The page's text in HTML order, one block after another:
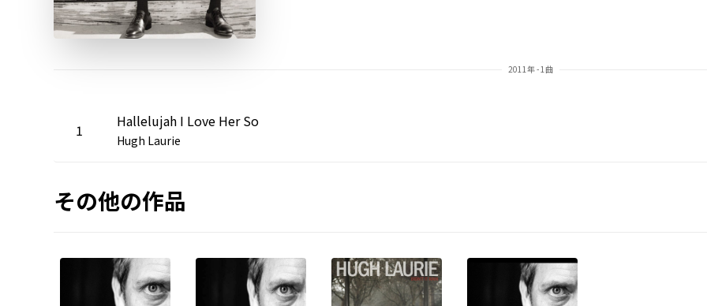
2011年 - 1曲
1 Hallelujah I Love Her So
Hugh Laurie
その他の作品